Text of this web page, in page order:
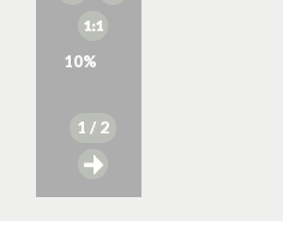
10%
1 / 2